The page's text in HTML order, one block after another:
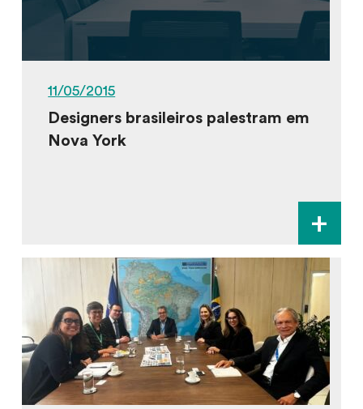
11/05/2015
Designers brasileiros palestram em
Nova York
+